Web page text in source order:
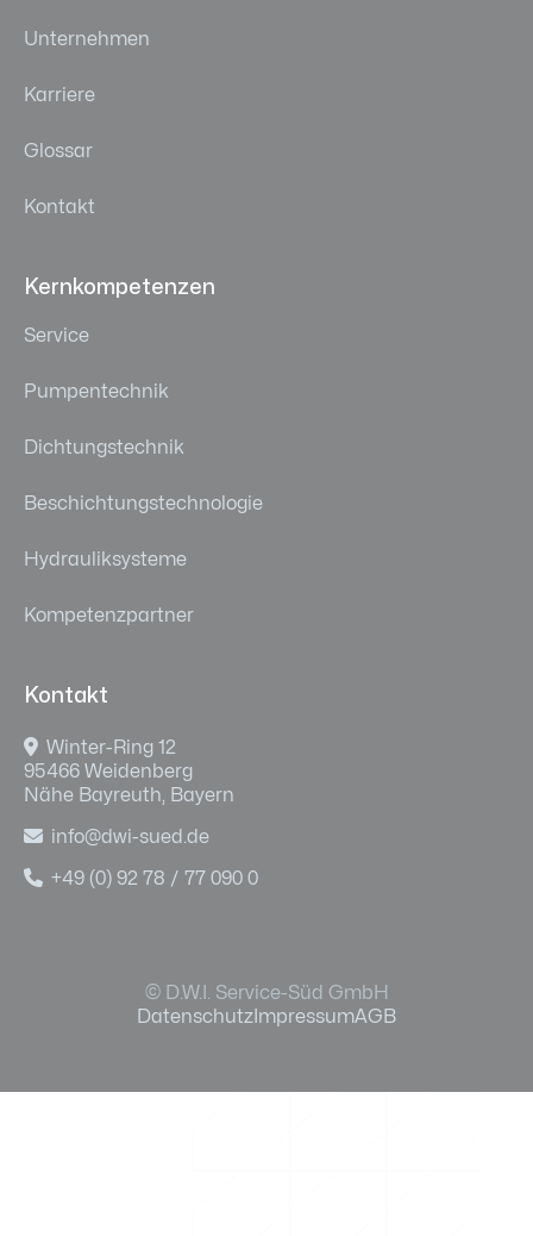
Unternehmen
Karriere
Glossar
Kontakt
Kernkompetenzen
Service
Pumpentechnik
Dichtungstechnik
Beschichtungstechnologie
Hydrauliksysteme
Kompetenzpartner
Kontakt
 Winter-Ring 12
95466 Weidenberg
Nähe Bayreuth, Bayern
 info@dwi-sued.de
 +49 (0) 92 78 / 77 090 0
Datenschutz ImpressumAGB
© D.W.I. Service-Süd GmbH